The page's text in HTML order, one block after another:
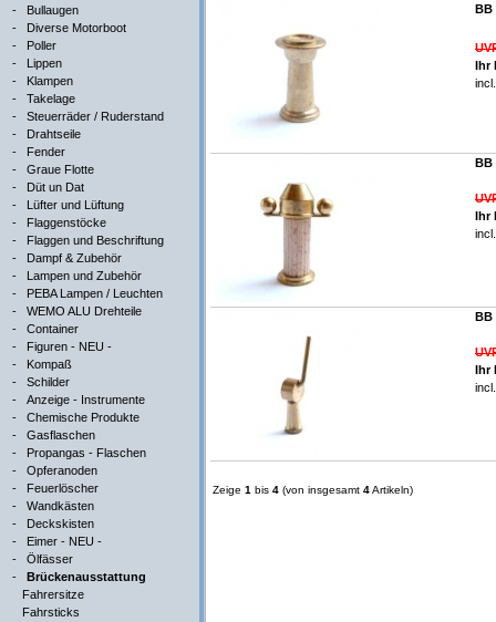
- Bullaugen
- Diverse Motorboot
- Poller
- Lippen
- Klampen
- Takelage
- Steuerräder / Ruderstand
- Drahtseile
- Fender
- Graue Flotte
- Düt un Dat
- Lüfter und Lüftung
- Flaggenstöcke
- Flaggen und Beschriftung
- Dampf & Zubehör
- Lampen und Zubehör
- PEBA Lampen / Leuchten
- WEMO ALU Drehteile
- Container
- Figuren - NEU -
- Kompaß
- Schilder
- Anzeige - Instrumente
- Chemische Produkte
- Gasflaschen
- Propangas - Flaschen
- Opferanoden
- Feuerlöscher
- Wandkästen
- Deckskisten
- Eimer - NEU -
- Ölfässer
- Brückenausstattung
Fahrersitze
Fahrsticks
BB
Ihr
BB
Ihr
BB
Ihr
Zeige 1 bis 4 (von insgesamt 4Artikeln)